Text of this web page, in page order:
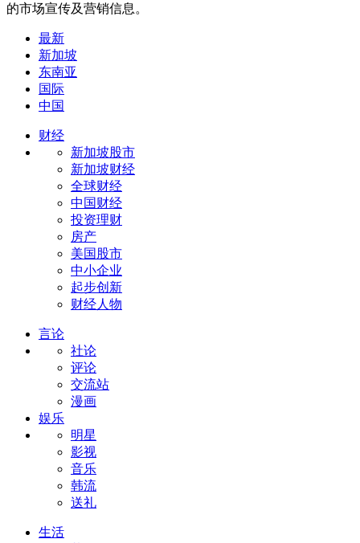
的市场宣传及营销信息。
最新
新加坡
东南亚
国际
中国
财经
新加坡股市
新加坡财经
全球财经
中国财经
投资理财
房产
美国股市
中小企业
起步创新
财经人物
言论
社论
评论
交流站
漫画
娱乐
明星
影视
音乐
韩流
送礼
生活